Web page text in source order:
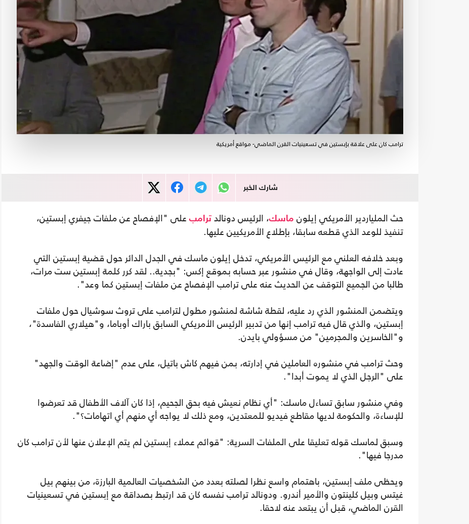
ترامب كان على علاقة بإبستين في تسعينيات القرن الماضي- مواقع أمريكية
شارك الخبر
حث الملياردير الأمريكي إيلون ماسك، الرئيس دونالد ترامب على "الإفصاح عن ملفات جيفري إبستين،
تنفيذ للوعد الذي قطعه سابقا، بإطلاع الأمريكيين عليها.
وبعد خلافه العلني مع الرئيس الأمريكي، تدخل إيلون ماسك في الجدل الدائر حول قضية إبستين التي
عادت إلى الواجهة، وقال في منشور عبر حسابه بموقع إكس: "بجدية.. لقد كرر كلمة إبستين ست مرات،
طالبا من الجميع التوقف عن الحديث عنه على ترامب الإفصاح عن ملفات إبستين كما وعد".
ويتضمن المنشور الذي رد عليه، لقطة شاشة لمنشور مطول لترامب على تروث سوشيال حول ملفات
إبستين، والذي قال فيه ترامب إنها من تدبير الرئيس الأمريكي السابق باراك أوباما، و"هيلاري الفاسدة"،
و"الخاسرين والمجرمين" من مسؤولي بايدن.
وحث ترامب في منشوره العاملين في إدارته، بمن فيهم كاش باتيل، على عدم "إضاعة الوقت والجهد"
على "الرجل الذي لا يموت أبدا".
وفي منشور سابق تساءل ماسك: "أي نظام نعيش فيه بحق الجحيم، إذا كان آلاف الأطفال قد تعرضوا
للإساءة، والحكومة لديها مقاطع فيديو للمعتدين، ومع ذلك لا يواجه أي منهم أي اتهامات؟".
وسبق لماسك قوله تعليقا على الملفات السرية: "قوائم عملاء إبستين لم يتم الإعلان عنها لأن ترامب كان
مدرجا فيها".
ويحظى ملف إبستين، باهتمام واسع نظرا لصلته بعدد من الشخصيات العالمية البارزة، من بينهم بيل
غيتس وبيل كلينتون والأمير أندرو. ودونالد ترامب نفسه كان قد ارتبط بصداقة مع إبستين في تسعينيات
القرن الماضي، قبل أن يبتعد عنه لاحقا.